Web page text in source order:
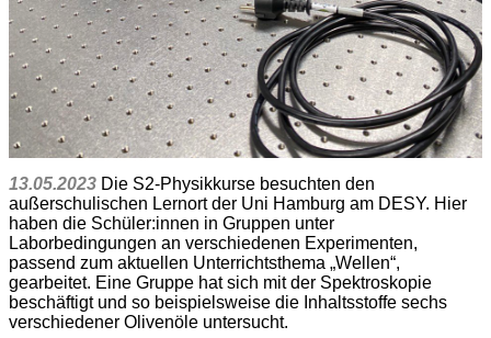
13.05.2023 Die S2-Physikkurse besuchten den
außerschulischen Lernort der Uni Hamburg am DESY. Hier
haben die Schüler:innen in Gruppen unter
Laborbedingungen an verschiedenen Experimenten,
passend zum aktuellen Unterrichtsthema „Wellen“,
gearbeitet. Eine Gruppe hat sich mit der Spektroskopie
beschäftigt und so beispielsweise die Inhaltsstoffe sechs
verschiedener Olivenöle untersucht.